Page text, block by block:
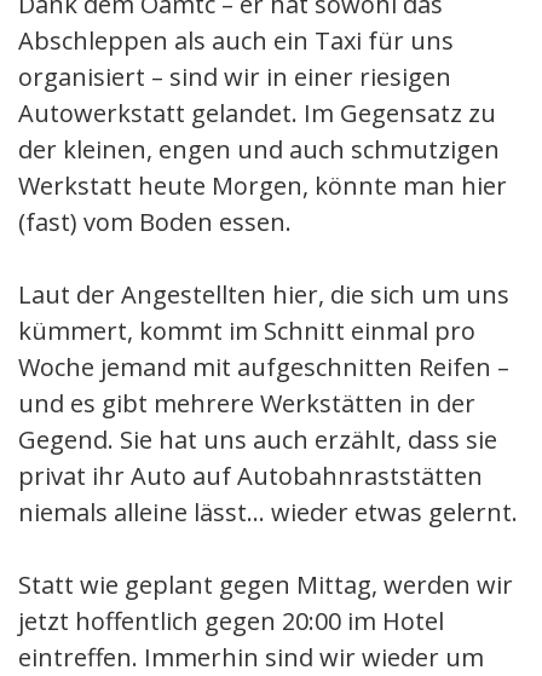
Abschleppen als auch ein Taxi für uns
organisiert – sind wir in einer riesigen
Autowerkstatt gelandet. Im Gegensatz zu
der kleinen, engen und auch schmutzigen
Werkstatt heute Morgen, könnte man hier
(fast) vom Boden essen.
Laut der Angestellten hier, die sich um uns
kümmert, kommt im Schnitt einmal pro
Woche jemand mit aufgeschnitten Reifen –
und es gibt mehrere Werkstätten in der
Gegend. Sie hat uns auch erzählt, dass sie
privat ihr Auto auf Autobahnraststätten
niemals alleine lässt… wieder etwas gelernt.
Statt wie geplant gegen Mittag, werden wir
jetzt hoffentlich gegen 20:00 im Hotel
eintreffen. Immerhin sind wir wieder um